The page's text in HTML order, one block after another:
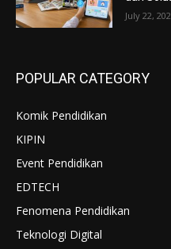
July 22,
POPULAR CATEGORY
Komik Pendidikan
KIPIN
Event Pendidikan
EDTECH
Fenomena Pendidikan
Teknologi Digital